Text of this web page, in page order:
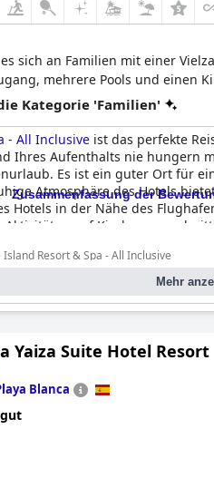
sich an Familien mit einer
mehrere Pools und
Kategorie 'Familien'
- All Inclusive ist das perfekte
Ihres Aufenthalts nie hungern
Es ist ein guter Ort für
Atmosphäre des Hotels
Hotels in der Nähe des
auf Kinder
auch für Freunde geeignet,
Resort handelt, machen es
Zusammenfassung der
Resort & Spa - All Inclusive
Zwischen 50% und 90%Mehr
Yaiza Suite Hotel Resort
Blanca